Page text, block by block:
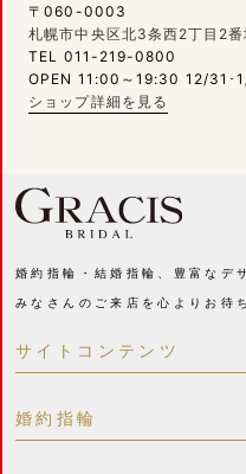
〒060-0003
札幌市中央区北3条西2丁目2
TEL 011-219-0800
OPEN 11:00～19:30 12/31･
ショップ詳細を見る
婚約指輪・結婚指輪、豊富なデ
みなさんのご来店を心よりお待
サイトコンテンツ
婚約指輪